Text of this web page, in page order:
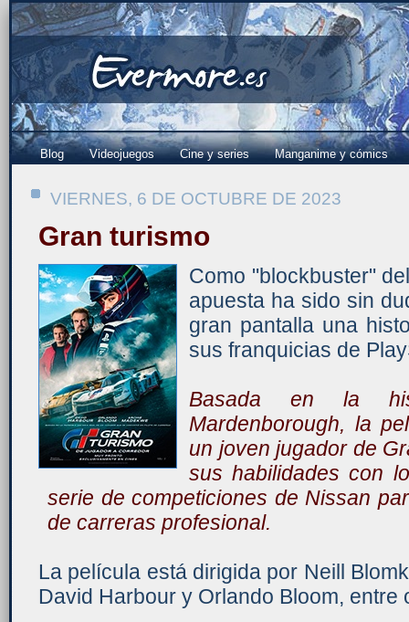
Blog Videojuegos Cine y series Manganime y cómics
VIERNES, 6 DE OCTUBRE DE 2023
Gran turismo
Como "blockbuster"
apuesta ha sido sin
gran pantalla una
sus franquicias de
Basada en la
Mardenborough, la
un joven jugador de
sus habilidades con
serie de competiciones de Nissan
de carreras profesional.
La película está dirigida por Neill
David Harbour y Orlando Bloom, entre